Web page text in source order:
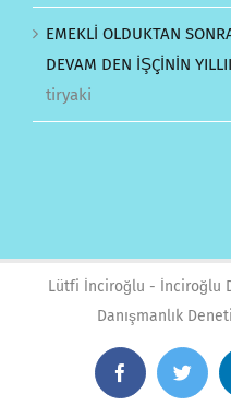
EMEKLİ OLDUKTAN
DEVAM DEN İŞÇİNİN
tiryaki
Lütfi İnciroğlu - İnciroğlu
Danışmanlık
Facebook